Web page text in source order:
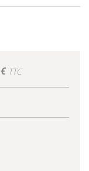
TTC